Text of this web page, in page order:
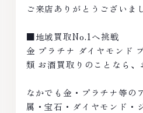
ご来店ありがとうございま
■地域買取No.1へ挑戦
金 プラチナ ダイヤモンド
類 お酒買取りのことなら、
なかでも金・プラチナ等の
属・宝石・ダイヤモンド・